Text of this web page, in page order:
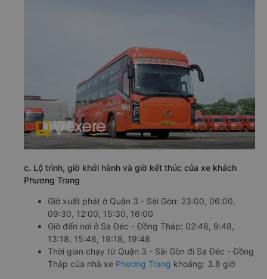
c. Lộ trình, giờ khởi hành và giờ kết thúc của xe khách
Phương Trang
Giờ xuất phát ở Quận 3 - Sài Gòn: 23:00, 06:00,
09:30, 12:00, 15:30, 16:00
Giờ đến nơi ở Sa Đéc - Đồng Tháp: 02:48, 9:48,
13:18, 15:48, 19:18, 19:48
Thời gian chạy từ Quận 3 - Sài Gòn đi Sa Đéc - Đồng
Tháp của nhà xe Phương Trang khoảng: 3.8 giờ